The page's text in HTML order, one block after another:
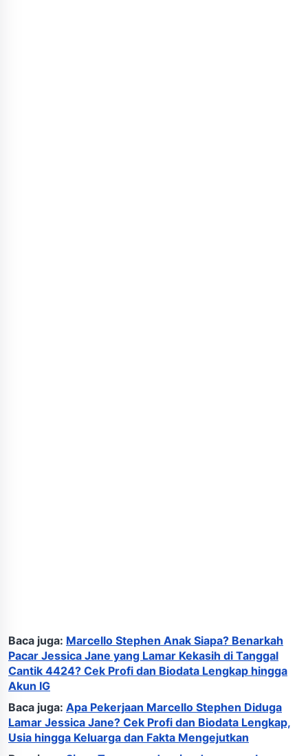
Baca juga: Marcello Stephen Anak Siapa? Benarkah
Pacar Jessica Jane yang Lamar Kekasih di Tanggal
Cantik 4424? Cek Profi dan Biodata Lengkap hingga
Akun IG
Baca juga: Apa Pekerjaan Marcello Stephen Diduga
Lamar Jessica Jane? Cek Profi dan Biodata Lengkap,
Usia hingga Keluarga dan Fakta Mengejutkan